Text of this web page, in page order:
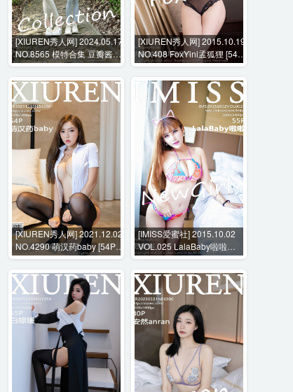
[XIUREN秀人网] 2024.05.17
NO.8565 模特合集 豆瓣酱
[57P-708MB]
[XIUREN秀人网] 2015.10.19
NO.408 FoxYini孟狐狸 [54P-
187MB]
[XIUREN秀人网] 2021.12.02
NO.4290 萌汉药baby [54P-
511MB]
[IMISS爱蜜社] 2015.10.02
VOL.025 LalaBaby啦啦
[55P-172MB]